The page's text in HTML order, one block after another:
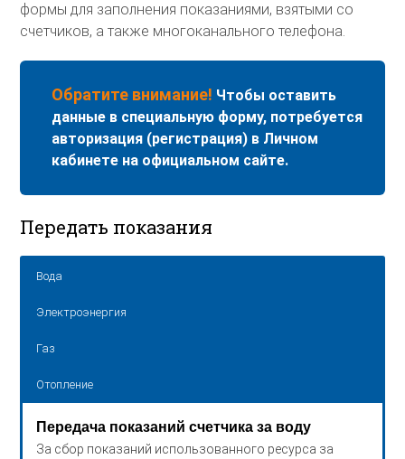
формы для заполнения показаниями, взятыми со
счетчиков, а также многоканального телефона.
Обратите внимание! Чтобы оставить
данные в специальную форму, потребуется
авторизация (регистрация) в Личном
кабинете на официальном сайте.
Передать показания
Вода
Электроэнергия
Газ
Отопление
Передача показаний счетчика за воду
За сбор показаний использованного ресурса за